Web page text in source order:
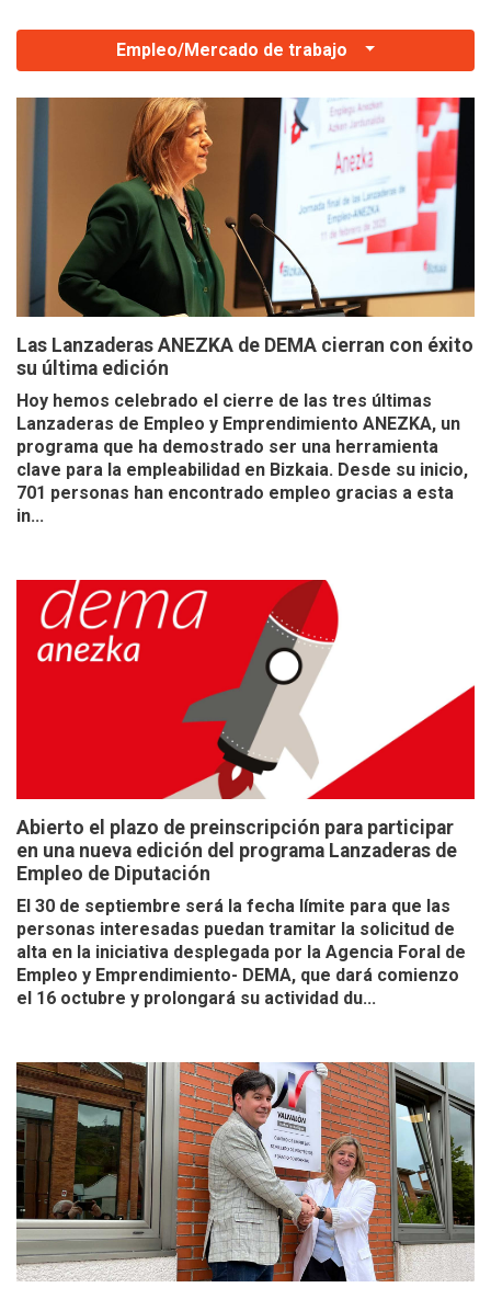
Empleo/Mercado de trabajo
Las Lanzaderas ANEZKA de DEMA cierran con éxito
su última edición
Hoy hemos celebrado el cierre de las tres últimas
Lanzaderas de Empleo y Emprendimiento ANEZKA, un
programa que ha demostrado ser una herramienta
clave para la empleabilidad en Bizkaia. Desde su inicio,
701 personas han encontrado empleo gracias a esta
in...
Abierto el plazo de preinscripción para participar
en una nueva edición del programa Lanzaderas de
Empleo de Diputación
El 30 de septiembre será la fecha límite para que las
personas interesadas puedan tramitar la solicitud de
alta en la iniciativa desplegada por la Agencia Foral de
Empleo y Emprendimiento- DEMA, que dará comienzo
el 16 octubre y prolongará su actividad du...